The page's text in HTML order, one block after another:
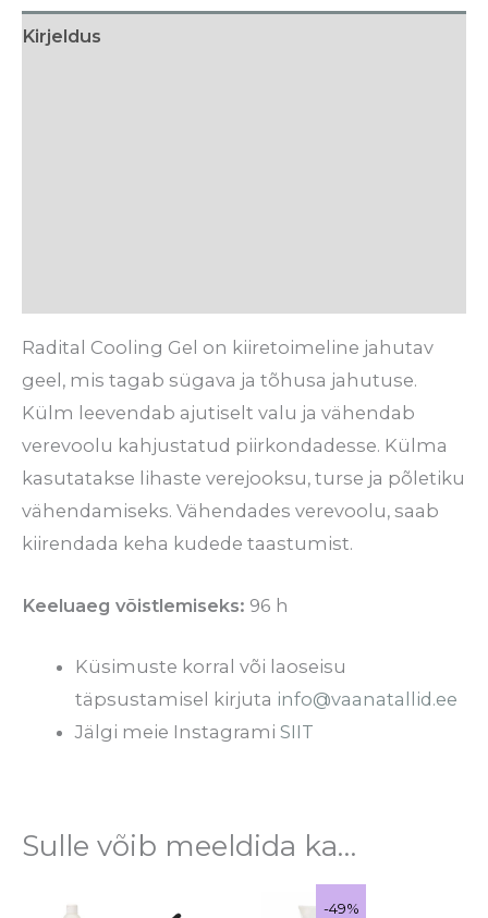
Kirjeldus
Radital Cooling Gel on kiiretoimeline jahutav
geel, mis tagab sügava ja tõhusa jahutuse.
Külm leevendab ajutiselt valu ja vähendab
verevoolu kahjustatud piirkondadesse. Külma
kasutatakse lihaste verejooksu, turse ja põletiku
vähendamiseks. Vähendades verevoolu, saab
kiirendada keha kudede taastumist.
Keeluaeg võistlemiseks: 96 h
Küsimuste korral või laoseisu
täpsustamisel kirjuta info@vaanatallid.ee
Jälgi meie InstagramiSIIT
Sulle võib meeldida ka…
Sellel Sale!
-49%
-49%
Algne
Praegune